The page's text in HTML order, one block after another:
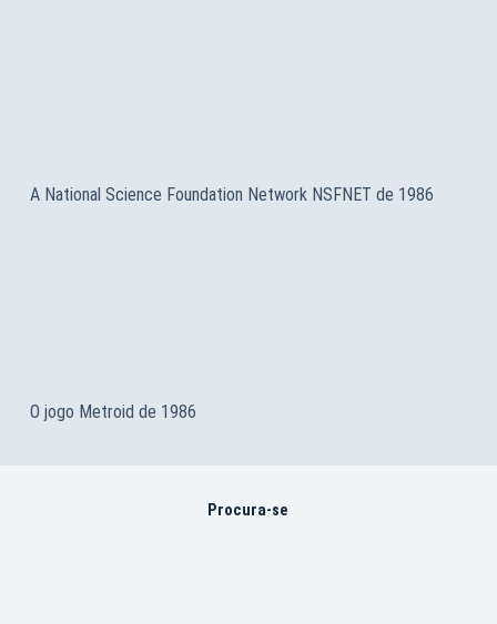
A National Science Foundation Network NSFNET de 1986
O jogo Metroid de 1986
Procura-se